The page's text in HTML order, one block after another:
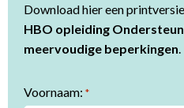
Download hier een
HBO opleiding
meervoudige beperkingen
Voornaam: *